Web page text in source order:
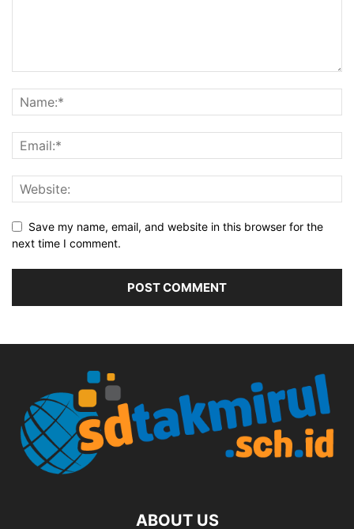
Save my name, email, and website in this browser for the
next time I comment.
ABOUT US